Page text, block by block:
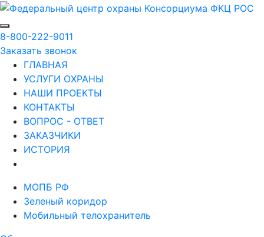
8-800-222-9011
Заказать звонок
ГЛАВНАЯ
УСЛУГИ ОХРАНЫ
НАШИ ПРОЕКТЫ
КОНТАКТЫ
ВОПРОС - ОТВЕТ
ЗАКАЗЧИКИ
ИСТОРИЯ
МОПБ РФ
Зеленый коридор
Мобильный телохранитель